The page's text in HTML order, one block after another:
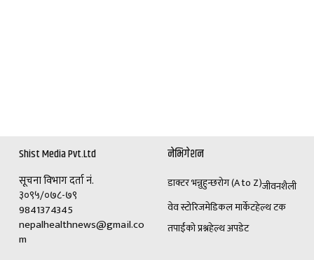
Shist Media Pvt.Ltd
सूचना विभाग दर्ता नं.
३०९५/०७८-७९
9841374345
nepalhealthnews@gmail.co
m
नेभिगेशन
डाक्टर भन्नुहुन्छरोग (A to Z)जीवनशैली
वेव स्टोरिजमेडिकल मार्केटहेल्थ टक
तपाईंको प्रश्नहेल्थ अपडेट